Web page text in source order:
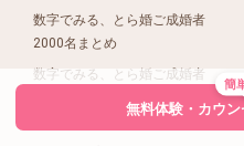
数字でみる、とら婚ご成婚者
2000名まとめ
数字でみる、とら婚ご成婚者
簡
無料体験・カウ